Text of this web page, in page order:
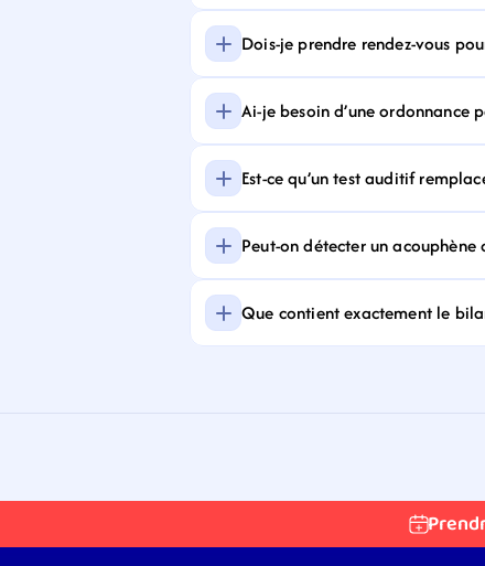
Dois-je prendre rendez-vous
Ai-je besoin d’une ordonnance
Est-ce qu’un test auditif
Peut-on détecter un
Que contient exactement le